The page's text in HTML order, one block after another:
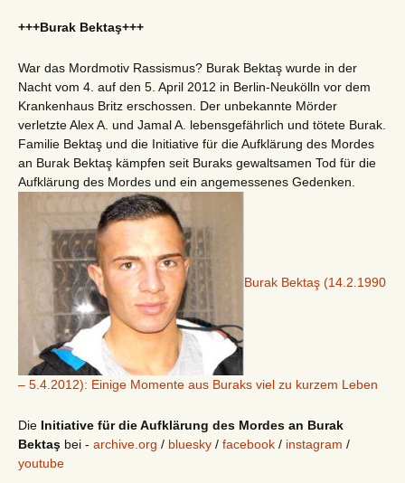
+++Burak Bektaş+++
War das Mordmotiv Rassismus? Burak Bektaş wurde in der
Nacht vom 4. auf den 5. April 2012 in Berlin-Neukölln vor dem
Krankenhaus Britz erschossen. Der unbekannte Mörder
verletzte Alex A. und Jamal A. lebensgefährlich und tötete Burak.
Familie Bektaş und die Initiative für die Aufklärung des Mordes
an Burak Bektaş kämpfen seit Buraks gewaltsamen Tod für die
Aufklärung des Mordes und ein angemessenes Gedenken.
Burak Bektaş (14.2.1990
– 5.4.2012): Einige Momente aus Buraks viel zu kurzem Leben
Die Initiative für die Aufklärung des Mordes an Burak
Bektaş bei - archive.org / bluesky / facebook / instagram /
youtube